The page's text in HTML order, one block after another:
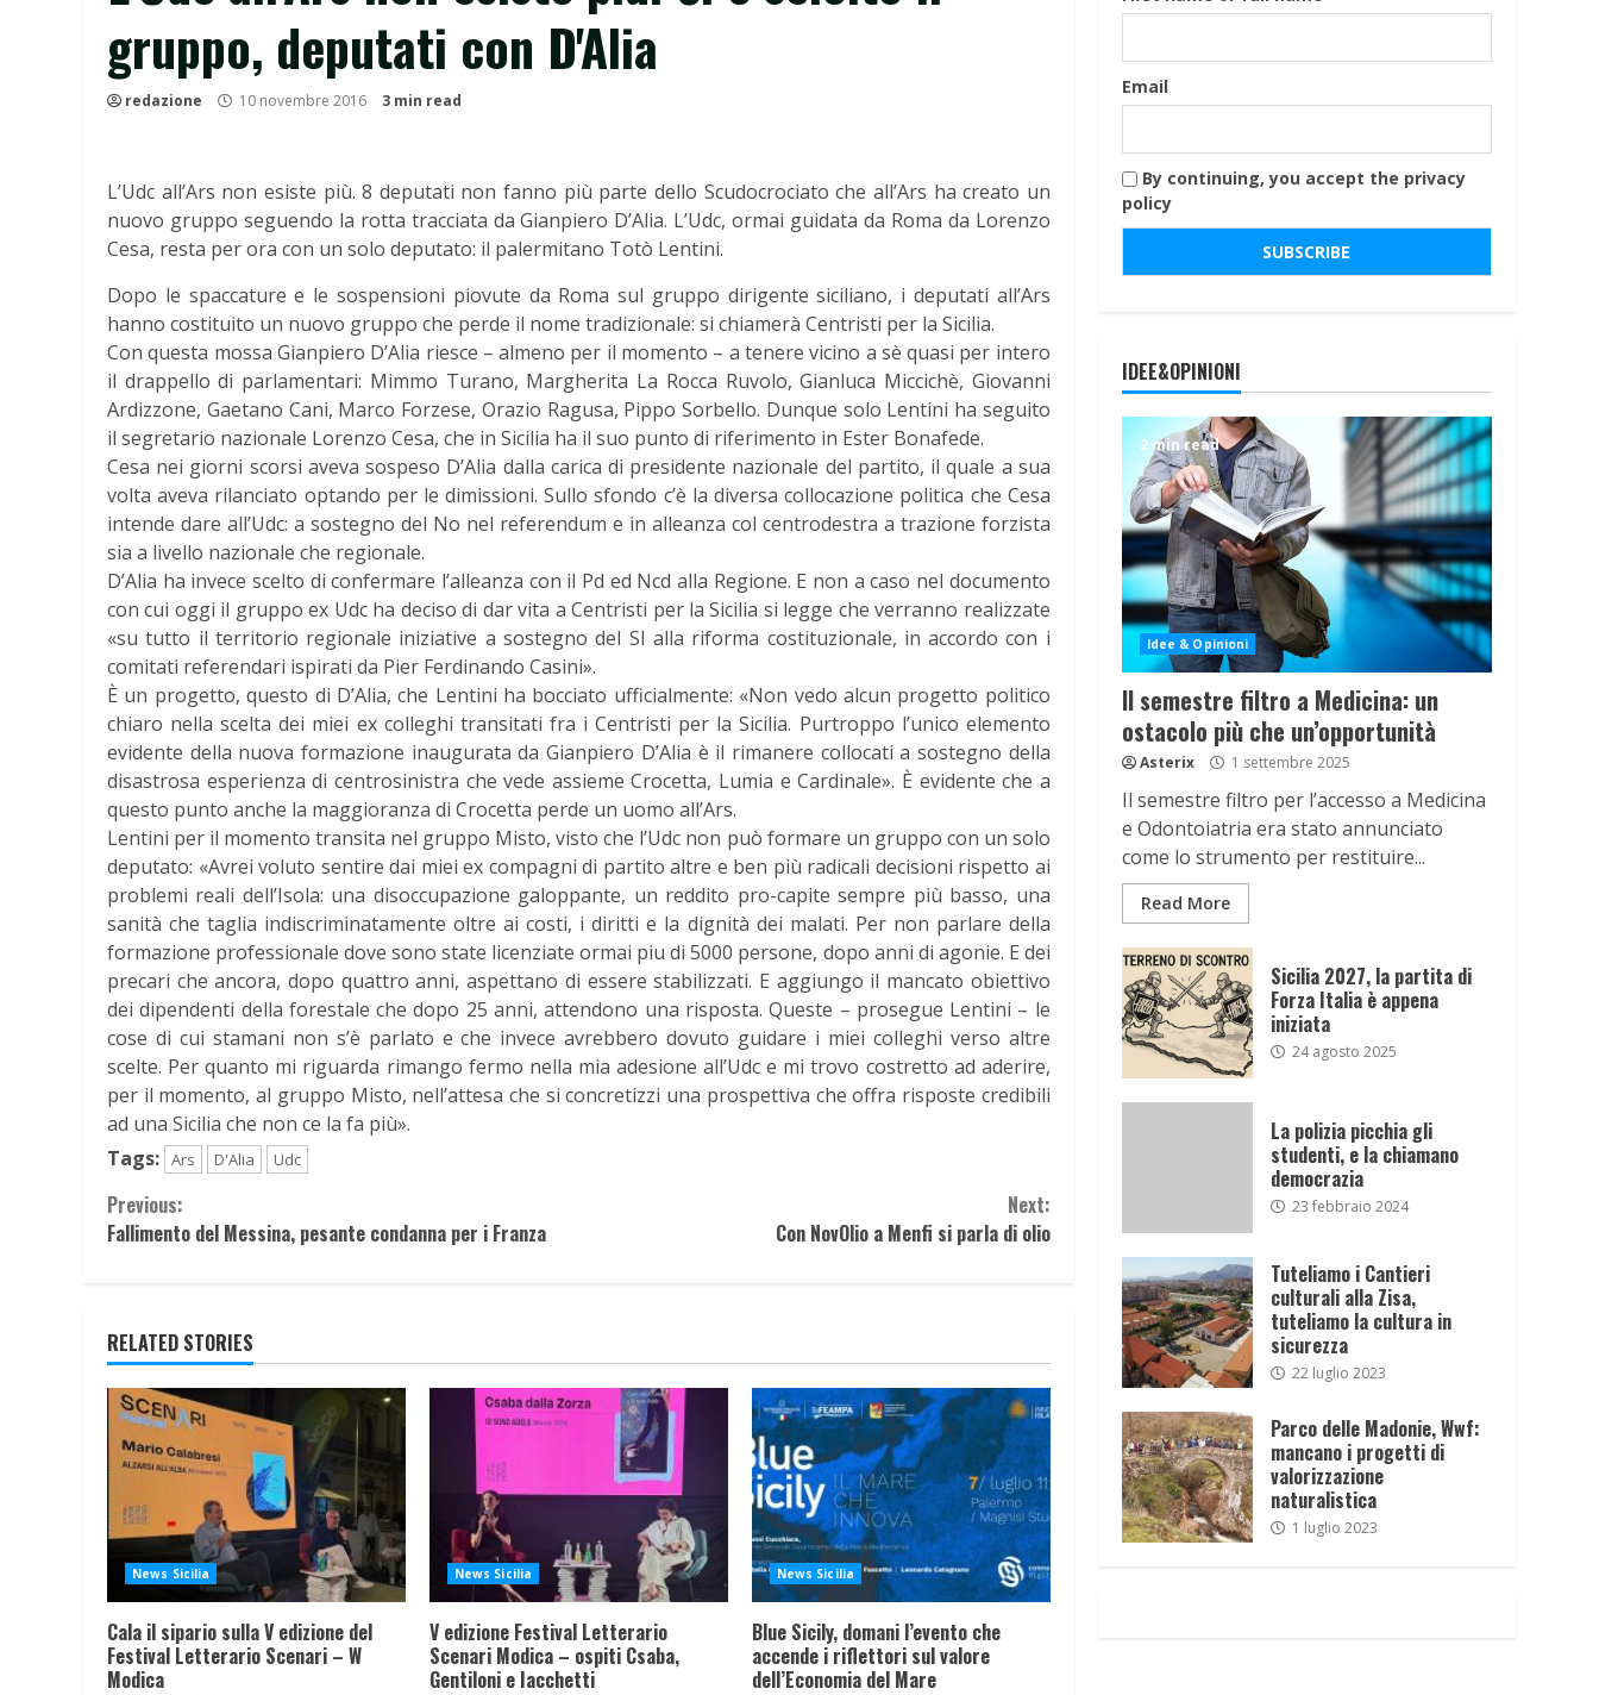
gruppo, deputati con D'Alia
redazione 10 novembre 2016 3 min read
L’Udc all’Ars non esiste più. 8 deputati non fanno più parte dello Scudocrociato che all’Ars ha creato un
nuovo gruppo seguendo la rotta tracciata da Gianpiero D’Alia. L’Udc, ormai guidata da Roma da Lorenzo
Cesa, resta per ora con un solo deputato: il palermitano Totò Lentini.
Dopo le spaccature e le sospensioni piovute da Roma sul gruppo dirigente siciliano, i deputati all’Ars
hanno costituito un nuovo gruppo che perde il nome tradizionale: si chiamerà Centristi per la Sicilia.
Con questa mossa Gianpiero D’Alia riesce – almeno per il momento – a tenere vicino a sè quasi per intero
il drappello di parlamentari: Mimmo Turano, Margherita La Rocca Ruvolo, Gianluca Miccichè, Giovanni
Ardizzone, Gaetano Cani, Marco Forzese, Orazio Ragusa, Pippo Sorbello. Dunque solo Lentini ha seguito
il segretario nazionale Lorenzo Cesa, che in Sicilia ha il suo punto di riferimento in Ester Bonafede.
Cesa nei giorni scorsi aveva sospeso D’Alia dalla carica di presidente nazionale del partito, il quale a sua
volta aveva rilanciato optando per le dimissioni. Sullo sfondo c’è la diversa collocazione politica che Cesa
intende dare all’Udc: a sostegno del No nel referendum e in alleanza col centrodestra a trazione forzista
sia a livello nazionale che regionale.
D’Alia ha invece scelto di confermare l’alleanza con il Pd ed Ncd alla Regione. E non a caso nel documento
con cui oggi il gruppo ex Udc ha deciso di dar vita a Centristi per la Sicilia si legge che verranno realizzate
«su tutto il territorio regionale iniziative a sostegno del SI alla riforma costituzionale, in accordo con i
comitati referendari ispirati da Pier Ferdinando Casini».
È un progetto, questo di D’Alia, che Lentini ha bocciato ufficialmente: «Non vedo alcun progetto politico
chiaro nella scelta dei miei ex colleghi transitati fra i Centristi per la Sicilia. Purtroppo l’unico elemento
evidente della nuova formazione inaugurata da Gianpiero D’Alia è il rimanere collocati a sostegno della
disastrosa esperienza di centrosinistra che vede assieme Crocetta, Lumia e Cardinale». È evidente che a
questo punto anche la maggioranza di Crocetta perde un uomo all’Ars.
Lentini per il momento transita nel gruppo Misto, visto che l’Udc non può formare un gruppo con un solo
deputato: «Avrei voluto sentire dai miei ex compagni di partito altre e ben più radicali decisioni rispetto ai
problemi reali dell’Isola: una disoccupazione galoppante, un reddito pro-capite sempre più basso, una
sanità che taglia indiscriminatamente oltre ai costi, i diritti e la dignità dei malati. Per non parlare della
formazione professionale dove sono state licenziate ormai piu di 5000 persone, dopo anni di agonie. E dei
precari che ancora, dopo quattro anni, aspettano di essere stabilizzati. E aggiungo il mancato obiettivo
dei dipendenti della forestale che dopo 25 anni, attendono una risposta. Queste – prosegue Lentini – le
cose di cui stamani non s’è parlato e che invece avrebbero dovuto guidare i miei colleghi verso altre
scelte. Per quanto mi riguarda rimango fermo nella mia adesione all’Udc e mi trovo costretto ad aderire,
per il momento, al gruppo Misto, nell’attesa che si concretizzi una prospettiva che offra risposte credibili
ad una Sicilia che non ce la fa più».
Tags: Ars D'Alia Udc
Continue
Reading
Previous:
Fallimento del Messina, pesante condanna per i Franza
Next:
Con NovOlio a Menfi si parla di olio
RELATED STORIES
News Sicilia
Cala il sipario sulla V edizione del
Festival Letterario Scenari – W
Modica
News Sicilia
V edizione Festival Letterario
Scenari Modica – ospiti Csaba,
Gentiloni e Iacchetti
News Sicilia
Blue Sicily, domani l’evento che
accende i riflettori sul valore
dell’Economia del Mare
Email
By continuing, you accept the privacy
policy
IDEE&OPINIONI
2 min read
Idee & Opinioni
Il semestre filtro a Medicina: un
ostacolo più che un’opportunità
Asterix 1 settembre 2025
Il semestre filtro per l’accesso a Medicina
e Odontoiatria era stato annunciato
come lo strumento per restituire...
Read More
Sicilia 2027, la partita di
Forza Italia è appena
iniziata
24 agosto 2025
La polizia picchia gli
studenti, e la chiamano
democrazia
23 febbraio 2024
Tuteliamo i Cantieri
culturali alla Zisa,
tuteliamo la cultura in
sicurezza
22 luglio 2023
Parco delle Madonie, Wwf:
mancano i progetti di
valorizzazione
naturalistica
1 luglio 2023